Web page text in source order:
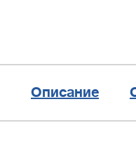
Описание